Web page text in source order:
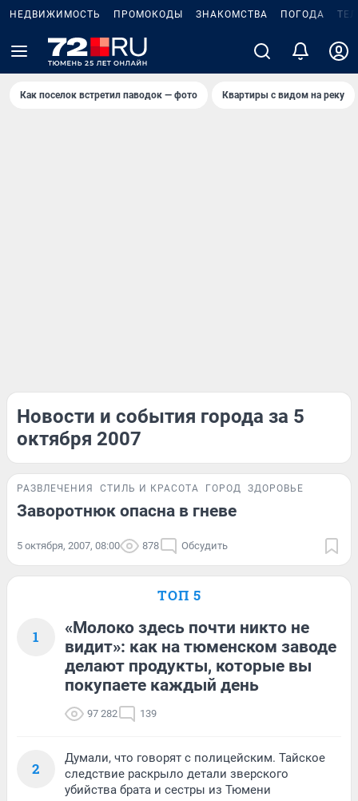
НЕДВИЖИМОСТЬ ПРОМОКОДЫ ЗНАКОМСТВА ПОГОДА
Как поселок встретил паводок — фото Квартиры с видом на реку
Новости и события города за 5
октября 2007
РАЗВЛЕЧЕНИЯ СТИЛЬ И КРАСОТА ГОРОД ЗДОРОВЬЕ
Заворотнюк опасна в гневе
5 октября, 2007, 08:00 878 Обсудить
ТОП 5
1
«Молоко здесь почти никто не
видит»: как на тюменском заводе
делают продукты, которые вы
покупаете каждый день
97 282 139
2
Думали, что говорят с полицейским. Тайское
следствие раскрыло детали зверского
убийства брата и сестры из Тюмени